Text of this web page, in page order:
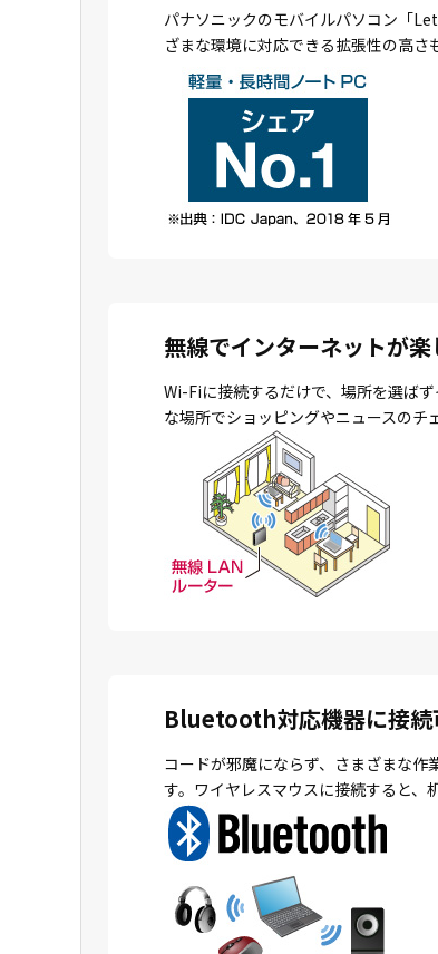
パナソニックのモバイルパソコン「
ざまな環境に対応できる拡張性の高さ
無線でインターネットが楽
Wi-Fiに接続するだけで、場所を選ば
な場所でショッピングやニュースのチ
Bluetooth対応機器に接続
コードが邪魔にならず、さまざまな
す。ワイヤレスマウスに接続すると、